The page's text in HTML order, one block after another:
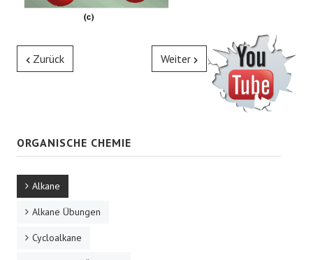
Zurück Weiter
ORGANISCHE CHEMIE
Alkane
Alkane Übungen
Cycloalkane